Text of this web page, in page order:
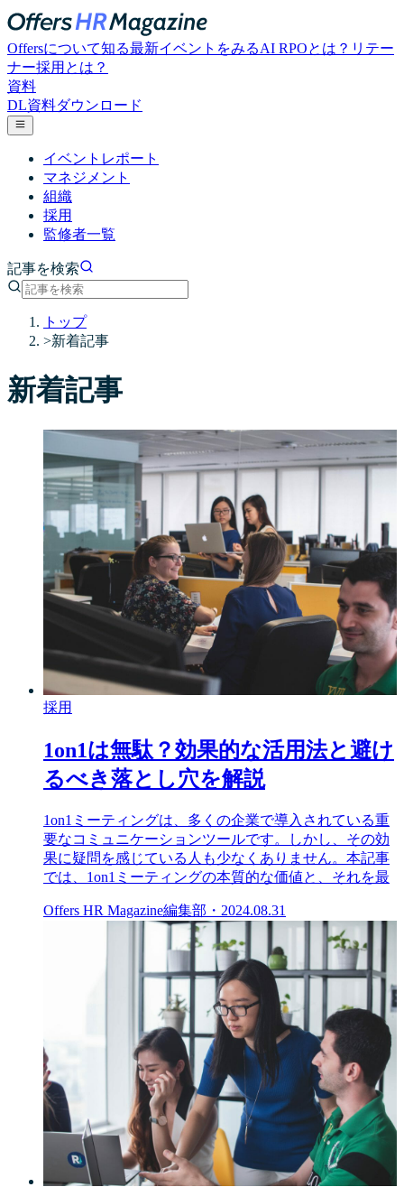
Offersについて知る最新イベントをみるAI RPOとは？ リテー
ナー採用とは？
資料
DL資料ダウンロード
イベントレポート
マネジメント
組織
採用
監修者一覧
記事を検索
トップ
>新着記事
新着記事
採用
1on1は無駄？効果的な活用法と避け
るべき落とし穴を解説
1on1ミーティングは、多くの企業で導入されている重
要なコミュニケーションツールです。しかし、その効
果に疑問を感じている人も少なくありません。本記事
では、1on1ミーティングの本質的な価値と、それを最
Offers HR Magazine編集部 ・ 2024.08.31